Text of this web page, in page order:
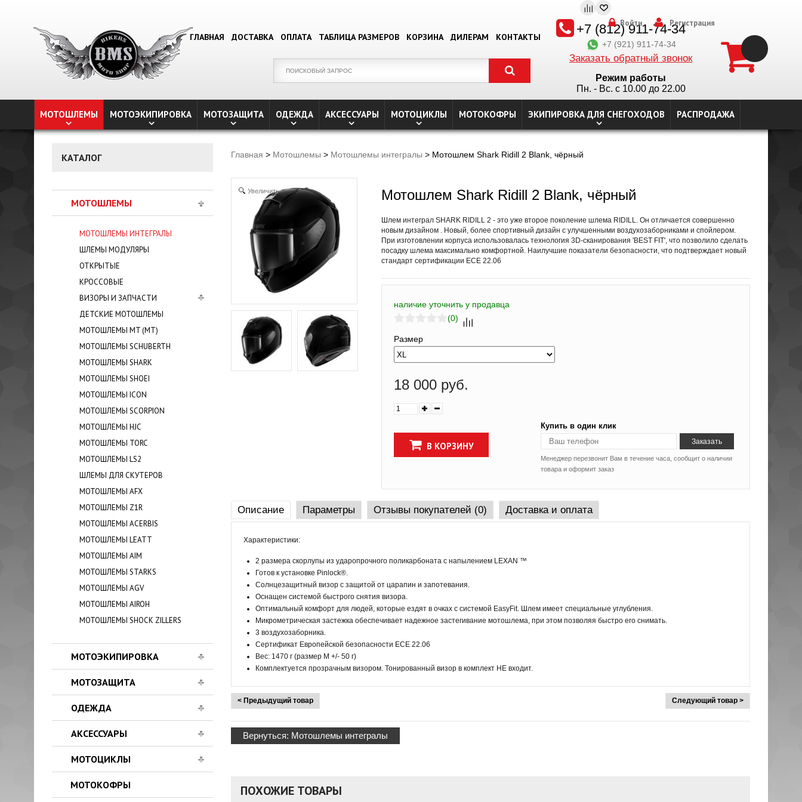
ГЛАВНАЯ ДОСТАВКА ОПЛАТА ТАБЛИЦА РАЗМЕРОВ КОРЗИНА ДИЛЕРАМ КОНТАКТЫ
+7 (812) 911-74-34
+7 (921) 911-74-34
Заказать обратный звонок
Режим работы
Пн. - Вс. с 10.00 до 22.00
Войти Регистрация
МОТОШЛЕМЫ МОТОЭКИПИРОВКА МОТОЗАЩИТА ОДЕЖДА АКСЕССУАРЫ МОТОЦИКЛЫ МОТОКОФРЫ ЭКИПИРОВКА ДЛЯ СНЕГОХОДОВ РАСПРОДАЖА
КАТАЛОГ
МОТОШЛЕМЫ
МОТОШЛЕМЫ ИНТЕГРАЛЫ
ШЛЕМЫ МОДУЛЯРЫ
ОТКРЫТЫЕ
КРОСCОВЫЕ
ВИЗОРЫ И ЗАПЧАСТИ
ДЕТСКИЕ МОТОШЛЕМЫ
МОТОШЛЕМЫ MT (МТ)
МОТОШЛЕМЫ SCHUBERTH
МОТОШЛЕМЫ SHARK
МОТОШЛЕМЫ SHOEI
МОТОШЛЕМЫ ICON
МОТОШЛЕМЫ SCORPION
МОТОШЛЕМЫ HJC
МОТОШЛЕМЫ TORC
МОТОШЛЕМЫ LS2
ШЛЕМЫ ДЛЯ СКУТЕРОВ
МОТОШЛЕМЫ AFX
МОТОШЛЕМЫ Z1R
МОТОШЛЕМЫ ACERBIS
МОТОШЛЕМЫ LEATT
МОТОШЛЕМЫ AIM
МОТОШЛЕМЫ STARKS
МОТОШЛЕМЫ AGV
МОТОШЛЕМЫ AIROH
МОТОШЛЕМЫ SHOCK ZILLERS
МОТОЭКИПИРОВКА
МОТОЗАЩИТА
ОДЕЖДА
АКСЕССУАРЫ
МОТОЦИКЛЫ
МОТОКОФРЫ
Главная > Мотошлемы > Мотошлемы интегралы > Мотошлем Shark Ridill 2 Blank, чёрный
Мотошлем Shark Ridill 2 Blank, чёрный
Шлем интеграл SHARK RIDILL 2 - это уже второе поколение шлема RIDILL. Он отличается совершенно
новым дизайном . Новый, более спортивный дизайн с улучшенными воздухозаборниками и спойлером.
При изготовлении корпуса использовалась технология 3D-сканирования 'BEST FIT', что позволило сделать
посадку шлема максимально комфортной. Наилучшие показатели безопасности, что подтверждает новый
стандарт сертификации ECE 22.06
наличие уточнить у продавца
(0)
Размер
18 000 руб.
В КОРЗИНУ
Купить в один клик
Менеджер перезвонит Вам в течение часа, сообщит о наличии
товара и оформит заказ
Увеличить
Описание Параметры Отзывы покупателей (0) Доставка и оплата
Характеристики:
2 размера скорлупы из ударопрочного поликарбоната с напылением LEXAN ™
Готов к установке Pinlock®.
Солнцезащитный визор с защитой от царапин и запотевания.
Оснащен системой быстрого снятия визора.
Оптимальный комфорт для людей, которые ездят в очках с системой EasyFit. Шлем имеет специальные углубления.
Микрометрическая застежка обеспечивает надежное застегивание мотошлема, при этом позволяя быстро его снимать.
3 воздухозаборника.
Cертификат Европейской безопасности ECE 22.06
Вес: 1470 г (размер М +/- 50 г)
Комплектуется прозрачным визором. Тонированный визор в комплект НЕ входит.
< Предыдущий товар Следующий товар >
Вернуться: Мотошлемы интегралы
ПОХОЖИЕ ТОВАРЫ